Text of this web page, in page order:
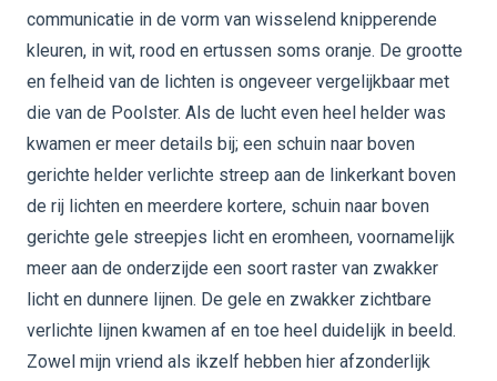
communicatie in de vorm van wisselend knipperende
kleuren, in wit, rood en ertussen soms oranje. De grootte
en felheid van de lichten is ongeveer vergelijkbaar met
die van de Poolster. Als de lucht even heel helder was
kwamen er meer details bij; een schuin naar boven
gerichte helder verlichte streep aan de linkerkant boven
de rij lichten en meerdere kortere, schuin naar boven
gerichte gele streepjes licht en eromheen, voornamelijk
meer aan de onderzijde een soort raster van zwakker
licht en dunnere lijnen. De gele en zwakker zichtbare
verlichte lijnen kwamen af en toe heel duidelijk in beeld.
Zowel mijn vriend als ikzelf hebben hier afzonderlijk